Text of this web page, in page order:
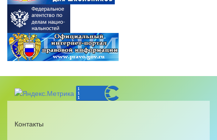
Контакты